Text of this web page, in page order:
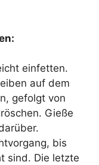
einfetten.
auf dem
gefolgt von
Gieße
bis
sind. Die letzte